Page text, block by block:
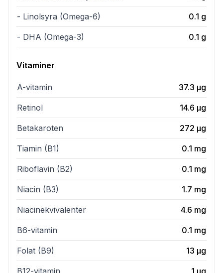
- Linolsyra (Omega-6) 0.1 g
- DHA (Omega-3) 0.1 g
Vitaminer
A-vitamin 37.3 µg
Retinol 14.6 µg
Betakaroten 272 µg
Tiamin (B1) 0.1 mg
Riboflavin (B2) 0.1 mg
Niacin (B3) 1.7 mg
Niacinekvivalenter 4.6 mg
B6-vitamin 0.1 mg
Folat (B9) 13 µg
B12-vitamin 1 µg